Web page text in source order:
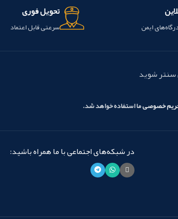
انقباض تنظیم
خوب،
سریع و آسان
ایمن
تحویل فوری
سرعتی قابل اعتماد
سنتر شوید
خصوصیما استفاده خواهد شد.
در شبکه‌های اجتماعی با ما همراه باشید: